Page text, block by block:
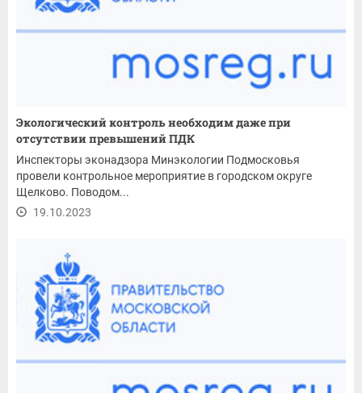
Экологический контроль необходим даже при
отсутствии превышений ПДК
Инспекторы эконадзора Минэкологии Подмосковья
провели контрольное мероприятие в городском округе
Щелково. Поводом...
19.10.2023